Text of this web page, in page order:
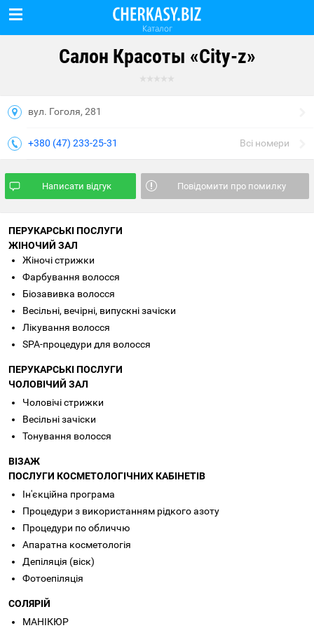
Каталог
Салон Красоты «City-z»
вул. Гоголя, 281
+380 (47) 233-25-31 Всі номери
Написати відгук Повідомити про помилку
ПЕРУКАРСЬКІ ПОСЛУГИ
ЖІНОЧИЙ ЗАЛ
Жіночі стрижки
Фарбування волосся
Біозавивка волосся
Весільні, вечірні, випускні зачіски
Лікування волосся
SPA-процедури для волосся
ПЕРУКАРСЬКІ ПОСЛУГИ
ЧОЛОВІЧИЙ ЗАЛ
Чоловічі стрижки
Весільні зачіски
Тонування волосся
ВІЗАЖ
ПОСЛУГИ КОСМЕТОЛОГІЧНИХ КАБІНЕТІВ
Ін'єкційна програма
Процедури з використанням рідкого азоту
Процедури по обличчю
Апаратна косметологія
Депіляція (віск)
Фотоепіляція
СОЛЯРІЙ
МАНІКЮР